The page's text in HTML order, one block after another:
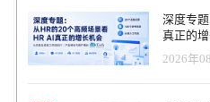
OpenAI 却推出了一个可能动摇
门”的博弈，为科技行业再添戏剧
Platform 并不是 OpenAI 的唯一动
OpenAI Academy 基础上推出 AI
2025 年底试点，并计划在 2030 年
深度专
真正的
2026年